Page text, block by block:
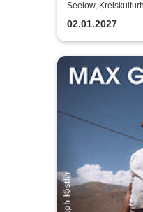
Seelow,
02.01.2027